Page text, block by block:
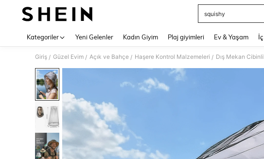
squishy
Kategoriler Yeni Gelenler Kadın Giyim Plaj giyimleri Ev & Yaşam
Giriş / Güzel Evim / Açık ve Bahçe / Haşere Kontrol Malzemeleri / Dış Mekan